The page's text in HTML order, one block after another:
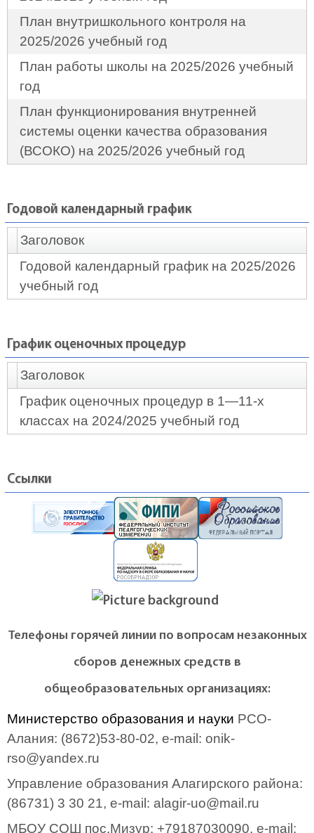
План внутришкольного контроля на
2025/2026 учебный год
План работы школы на 2025/2026 учебный
год
План функционирования внутренней
системы оценки качества образования
(ВСОКО) на 2025/2026 учебный год
Годовой календарный график
Заголовок
Годовой календарный график на 2025/2026
учебный год
График оценочных процедур
Заголовок
График оценочных процедур в 1—11-х
классах на 2024/2025 учебный год
Ссылки
Телефоны горячей линии по вопросам незаконных
сборов денежных средств в
общеобразовательных организациях:
Министерство образования и науки РСО-
Алания: (8672)53-80-02, e-mail: onik-
rso@yandex.ru
Управление образования Алагирского района:
(86731) 3 30 21, e-mail: alagir-uo@mail.ru
МБОУ СОШ пос.Мизур: +79187030090, e-mail: